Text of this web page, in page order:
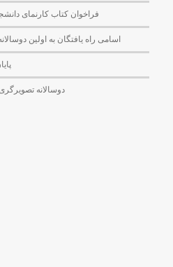
فراخوان کتاب کارنمای
اسامی راه یافتگان به اولین
دوسالانه تصویرگری تا ۱۲ بهمن